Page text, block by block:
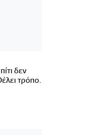
δεν
τρόπο.